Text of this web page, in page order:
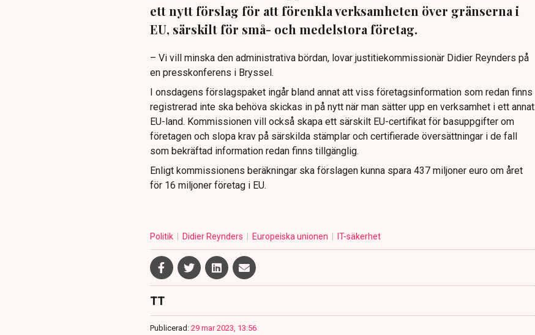
ett nytt förslag för att förenkla verksamheten över gränserna i
EU, särskilt för små- och medelstora företag.
– Vi vill minska den administrativa bördan, lovar justitiekommissionär Didier Reynders på
en presskonferens i Bryssel.
I onsdagens förslagspaket ingår bland annat att viss företagsinformation som redan finns
registrerad inte ska behöva skickas in på nytt när man sätter upp en verksamhet i ett annat
EU-land. Kommissionen vill också skapa ett särskilt EU-certifikat för basuppgifter om
företagen och slopa krav på särskilda stämplar och certifierade översättningar i de fall
som bekräftad information redan finns tillgänglig.
Enligt kommissionens beräkningar ska förslagen kunna spara 437 miljoner euro om året
för 16 miljoner företag i EU.
Politik Didier Reynders Europeiska unionen IT-säkerhet
TT
Publicerad: 29 mar 2023, 13:56